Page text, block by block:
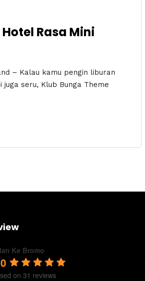
Rasa Mini
– Kalau kamu pengin liburan
seru, Klub Bunga Theme
Ke Bromo
on 31 reviews